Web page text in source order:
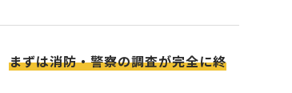
まずは消防・警察の調査が完全に終